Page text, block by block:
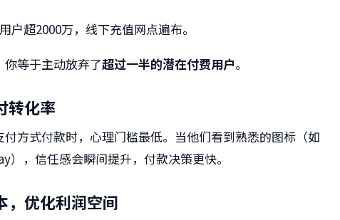
户超2000万，线下充值网点遍布。
等于主动放弃了超过一半的潜在付费用户。
转化率
方式付款时，心理门槛最低。当他们看到熟悉的图标（如
），信任感会瞬间提升，付款决策更快。
，优化利润空间